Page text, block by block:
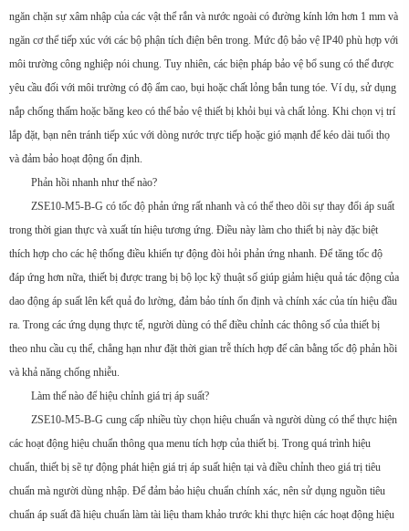
ngăn chặn sự xâm nhập của các vật thể rắn và nước ngoài có đường kính lớn hơn 1 mm và
ngăn cơ thể tiếp xúc với các bộ phận tích điện bên trong. Mức độ bảo vệ IP40 phù hợp với
môi trường công nghiệp nói chung. Tuy nhiên, các biện pháp bảo vệ bổ sung có thể được
yêu cầu đối với môi trường có độ ẩm cao, bụi hoặc chất lỏng bắn tung tóe. Ví dụ, sử dụng
nắp chống thấm hoặc băng keo có thể bảo vệ thiết bị khỏi bụi và chất lỏng. Khi chọn vị trí
lắp đặt, bạn nên tránh tiếp xúc với dòng nước trực tiếp hoặc gió mạnh để kéo dài tuổi thọ
và đảm bảo hoạt động ổn định.
Phản hồi nhanh như thế nào?
ZSE10-M5-B-G có tốc độ phản ứng rất nhanh và có thể theo dõi sự thay đổi áp suất
trong thời gian thực và xuất tín hiệu tương ứng. Điều này làm cho thiết bị này đặc biệt
thích hợp cho các hệ thống điều khiển tự động đòi hỏi phản ứng nhanh. Để tăng tốc độ
đáp ứng hơn nữa, thiết bị được trang bị bộ lọc kỹ thuật số giúp giảm hiệu quả tác động của
dao động áp suất lên kết quả đo lường, đảm bảo tính ổn định và chính xác của tín hiệu đầu
ra. Trong các ứng dụng thực tế, người dùng có thể điều chỉnh các thông số của thiết bị
theo nhu cầu cụ thể, chẳng hạn như đặt thời gian trễ thích hợp để cân bằng tốc độ phản hồi
và khả năng chống nhiễu.
Làm thế nào để hiệu chỉnh giá trị áp suất?
ZSE10-M5-B-G cung cấp nhiều tùy chọn hiệu chuẩn và người dùng có thể thực hiện
các hoạt động hiệu chuẩn thông qua menu tích hợp của thiết bị. Trong quá trình hiệu
chuẩn, thiết bị sẽ tự động phát hiện giá trị áp suất hiện tại và điều chỉnh theo giá trị tiêu
chuẩn mà người dùng nhập. Để đảm bảo hiệu chuẩn chính xác, nên sử dụng nguồn tiêu
chuẩn áp suất đã hiệu chuẩn làm tài liệu tham khảo trước khi thực hiện các hoạt động hiệu